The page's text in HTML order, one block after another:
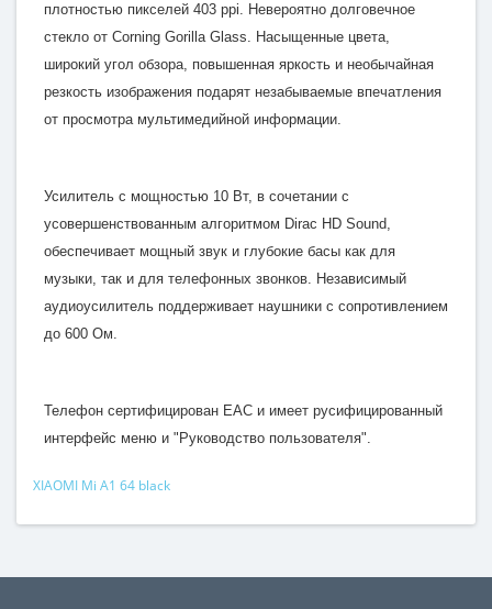
плотностью пикселей 403 ppi. Невероятно долговечное
стекло от Corning Gorilla Glass. Насыщенные цвета,
широкий угол обзора, повышенная яркость и необычайная
резкость изображения подарят незабываемые впечатления
от просмотра мультимедийной информации.
Усилитель с мощностью 10 Вт, в сочетании с
усовершенствованным алгоритмом Dirac HD Sound,
обеспечивает мощный звук и глубокие басы как для
музыки, так и для телефонных звонков. Независимый
аудиоусилитель поддерживает наушники с сопротивлением
до 600 Ом.
Телефон сертифицирован EAC и имеет русифицированный
интерфейс меню и "Руководство пользователя".
XIAOMI Mi A1 64 black